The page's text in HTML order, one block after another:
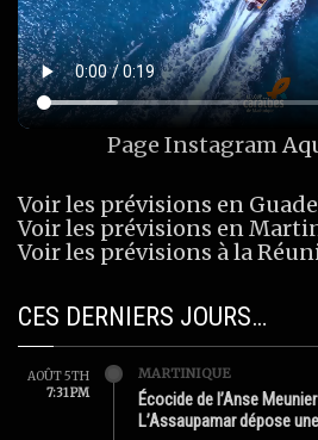
Page Instagram
Voir les prévisions en
Voir les prévisions en
Voir les prévisions à la
CES DERNIERS JOURS…
AOÛT 5TH
7:31 PM
MARTINIQUE
Écocide de l’Anse
L’Assaupamar dépose